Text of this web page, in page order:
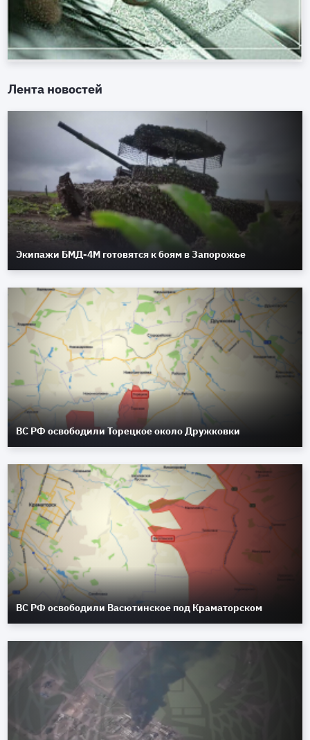
Лента новостей
Экипажи БМД-4М готовятся к боям в Запорожье
ВС РФ освободили Торецкое около Дружковки
ВС РФ освободили Васютинское под Краматорском